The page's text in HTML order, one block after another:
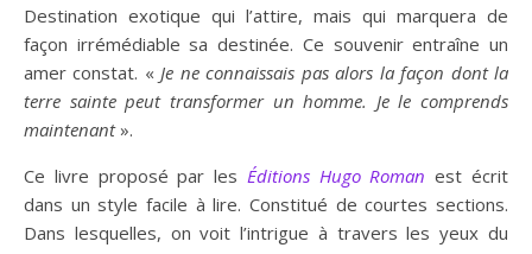
Destination exotique qui l’attire, mais qui marquera de
façon irrémédiable sa destinée. Ce souvenir entraîne un
amer constat. «Je ne connaissais pas alors la façon dont la
terre sainte peut transformer un homme. Je le comprends
maintenant ».
Ce livre proposé par les Éditions Hugo Roman est écrit
dans un style facile à lire. Constitué de courtes sections.
Dans lesquelles, on voit l’intrigue à travers les yeux du